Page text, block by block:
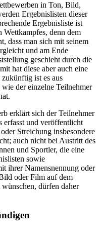
in Ton, Bild,
Ergebnislisten dieser
Ergebnisliste ist
Wettkampfes, denn dem
dass man sich mit seinem
und am Ende
geschieht durch die
hat diese aber auch eine
ist es aus
der einzelne Teilnehmer
erklärt sich der Teilnehmer
erfasst und veröffentlicht
Streichung insbesondere
auch nicht bei Austritt des
und Sportler, die eine
sowie
ihrer Namensnennung oder
oder Film auf dem
dürfen daher